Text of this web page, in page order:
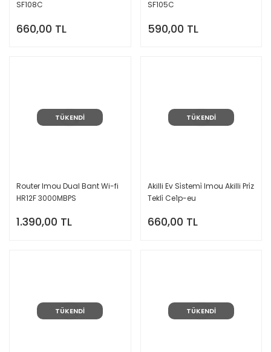
SF108C
660,00 TL
SF105C
590,00 TL
TÜKENDİ
Router Imou Dual Bant Wi-fi
HR12F 3000MBPS
1.390,00 TL
TÜKENDİ
Akilli Ev Si̇stemi̇ Imou Akilli Pri̇z
Tekli̇ Ce1p-eu
660,00 TL
TÜKENDİ TÜKENDİ